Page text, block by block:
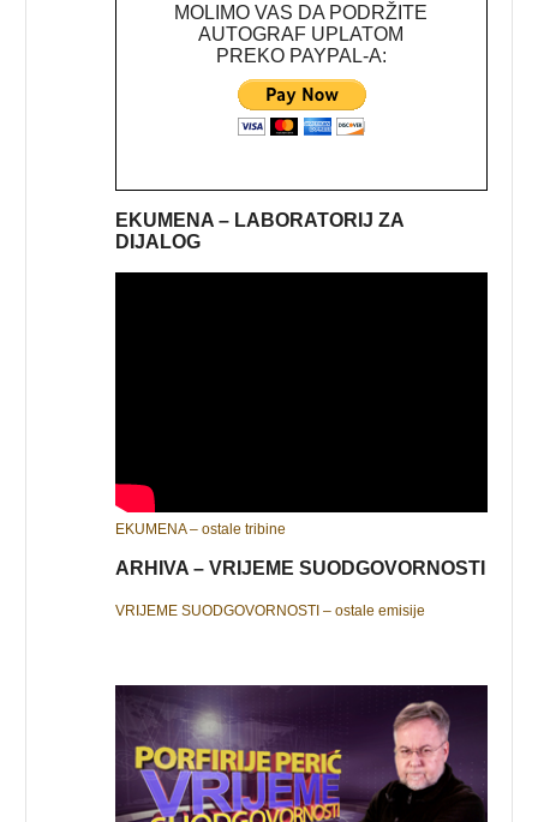
MOLIMO VAS DA PODRŽITE
AUTOGRAF UPLATOM
PREKO PAYPAL-A:
EKUMENA – LABORATORIJ ZA
DIJALOG
EKUMENA – ostale tribine
ARHIVA – VRIJEME SUODGOVORNOSTI
VRIJEME SUODGOVORNOSTI – ostale emisije